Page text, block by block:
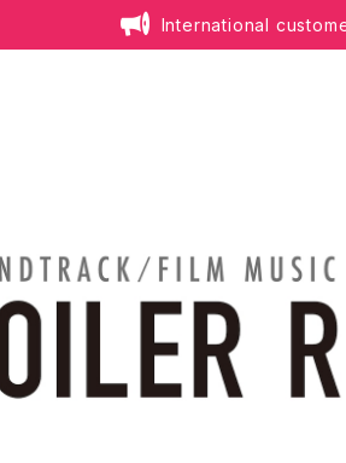
International